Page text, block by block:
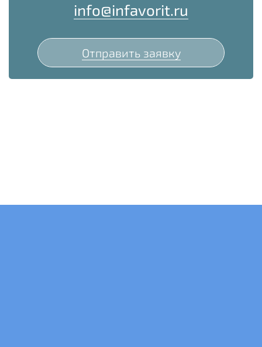
info@infavorit.ru
Отправить заявку